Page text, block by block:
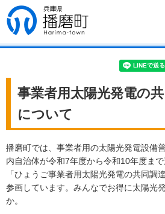
兵庫県 播磨
町
事業者用太陽光発電の
について
播磨町では、事業者用の太陽光発電設備
内自治体が令和7年度から令和10年度ま
「ひょうご事業者用太陽光発電の共同調
参画しています。みんなでお得に太陽光
か。